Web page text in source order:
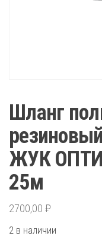
Шланг
ЖУК
25м
2700,00 ₽
2 в наличии